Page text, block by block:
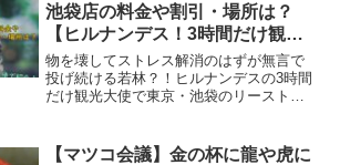
池袋店の料金や割引・場所は？
【ヒルナンデス！3時間だけ観光
大使】
物を壊してストレス解消のはずが無言で
投げ続ける若林？！ヒルナンデスの3時間
だけ観光大使で東京・池袋のリーストル
【マツコ会議】金の杯に龍や虎に